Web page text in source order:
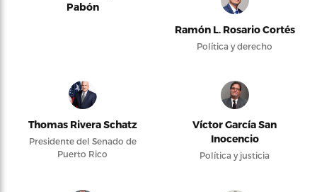
Pabón
Ramón L. Rosario Cortés
Política y derecho
Thomas Rivera Schatz
Presidente del Senado de
Puerto Rico
Víctor García San
Inocencio
Política y justicia